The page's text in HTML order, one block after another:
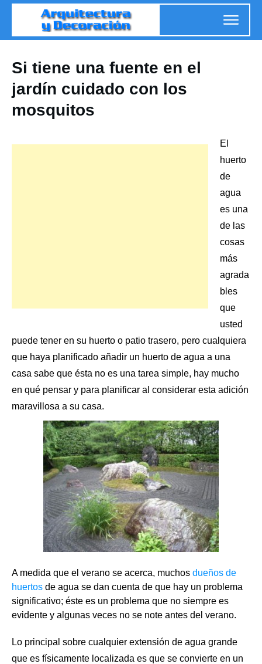
Si tiene una fuente en el
jardín cuidado con los
mosquitos
El
huerto
de
agua
es una
de las
cosas
más
agrada
bles
que
usted
puede tener en su huerto o patio trasero, pero cualquiera
que haya planificado añadir un huerto de agua a una
casa sabe que ésta no es una tarea simple, hay mucho
en qué pensar y para planificar al considerar esta adición
maravillosa a su casa.
A medida que el verano se acerca, muchos dueños de
huertos de agua se dan cuenta de que hay un problema
significativo; éste es un problema que no siempre es
evidente y algunas veces no se note antes del verano.
Lo principal sobre cualquier extensión de agua grande
que es físicamente localizada es que se convierte en un